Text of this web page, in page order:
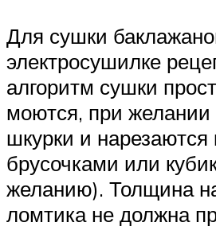
Для сушки
электросушилке
алгоритм сушки
моются, при
шкурки и нарезаются
брусочками или
желанию). Толщина
ломтика не должна